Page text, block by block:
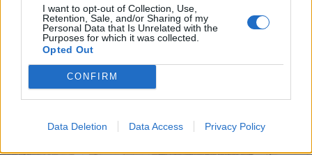
I want to opt-out of Collection, Use,
Retention, Sale, and/or Sharing of my
Personal Data that Is Unrelated with the
Purposes for which it was collected.
Opted Out
CONFIRM
Data Deletion Data Access Privacy Policy
Székelykeresztúri üzleteknél és
cégeknél razziáztak a hatóságok